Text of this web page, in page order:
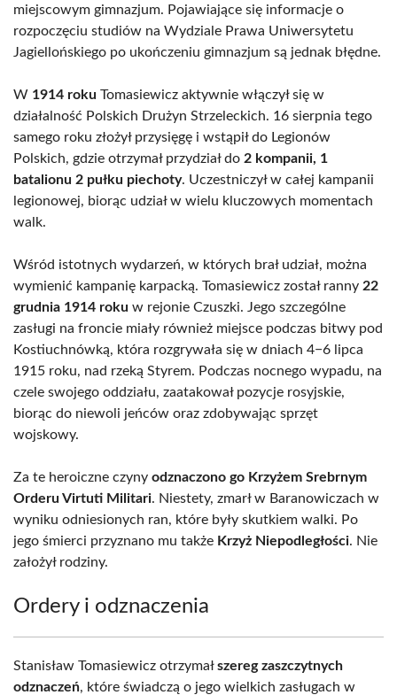
miejscowym gimnazjum. Pojawiające się informacje o
rozpoczęciu studiów na Wydziale Prawa Uniwersytetu
Jagiellońskiego po ukończeniu gimnazjum są jednak błędne.
W 1914 roku Tomasiewicz aktywnie włączył się w
działalność Polskich Drużyn Strzeleckich. 16 sierpnia tego
samego roku złożył przysięgę i wstąpił do Legionów
Polskich, gdzie otrzymał przydział do 2 kompanii, 1
batalionu 2 pułku piechoty. Uczestniczył w całej kampanii
legionowej, biorąc udział w wielu kluczowych momentach
walk.
Wśród istotnych wydarzeń, w których brał udział, można
wymienić kampanię karpacką. Tomasiewicz został ranny 22
grudnia 1914 roku w rejonie Czuszki. Jego szczególne
zasługi na froncie miały również miejsce podczas bitwy pod
Kostiuchnówką, która rozgrywała się w dniach 4−6 lipca
1915 roku, nad rzeką Styrem. Podczas nocnego wypadu, na
czele swojego oddziału, zaatakował pozycje rosyjskie,
biorąc do niewoli jeńców oraz zdobywając sprzęt
wojskowy.
Za te heroiczne czyny odznaczono go Krzyżem Srebrnym
Orderu Virtuti Militari. Niestety, zmarł w Baranowiczach w
wyniku odniesionych ran, które były skutkiem walki. Po
jego śmierci przyznano mu także Krzyż Niepodległości. Nie
założył rodziny.
Ordery i odznaczenia
Stanisław Tomasiewicz otrzymałszereg zaszczytnych
odznaczeń, które świadczą o jego wielkich zasługach w